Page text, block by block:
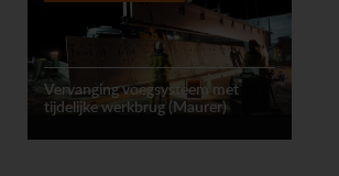
Vervanging voegsysteem met
tijdelijke werkbrug (Maurer)